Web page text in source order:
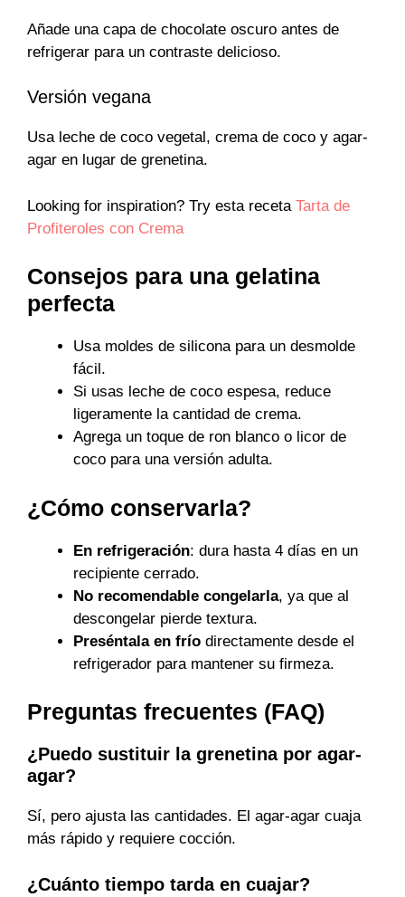
Añade una capa de chocolate oscuro antes de
refrigerar para un contraste delicioso.
Versión vegana
Usa leche de coco vegetal, crema de coco y agar-
agar en lugar de grenetina.
Looking for inspiration? Try esta receta Tarta de
Profiteroles con Crema
Consejos para una gelatina
perfecta
Usa moldes de silicona para un desmolde
fácil.
Si usas leche de coco espesa, reduce
ligeramente la cantidad de crema.
Agrega un toque de ron blanco o licor de
coco para una versión adulta.
¿Cómo conservarla?
En refrigeración: dura hasta 4 días en un
recipiente cerrado.
No recomendable congelarla, ya que al
descongelar pierde textura.
Preséntala en frío directamente desde el
refrigerador para mantener su firmeza.
Preguntas frecuentes (FAQ)
¿Puedo sustituir la grenetina por agar-
agar?
Sí, pero ajusta las cantidades. El agar-agar cuaja
más rápido y requiere cocción.
¿Cuánto tiempo tarda en cuajar?